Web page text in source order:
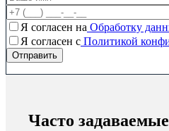
Я согласен на Обработку
Я согласен c Политикой
Часто